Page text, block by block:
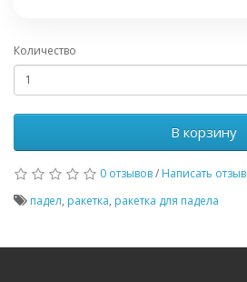
Количество
В корзину
0 отзывов/ Написать отзыв
падел, ракетка, ракетка для падела